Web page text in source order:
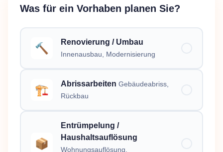
Was für ein Vorhaben planen Sie?
🔨 Renovierung / Umbau
Innenausbau, Modernisierung
🏗️ Abrissarbeiten Gebäudeabriss,
Rückbau
📦
Entrümpelung /
Haushaltsauflösung
Wohnungsauflösung,